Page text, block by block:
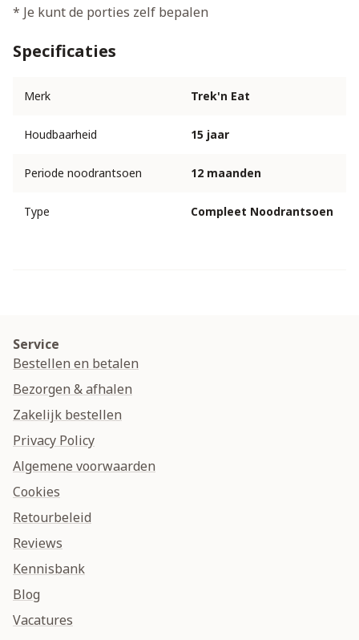
* Je kunt de porties zelf bepalen
Specificaties
Merk Trek'n Eat
Houdbaarheid 15 jaar
Periode noodrantsoen 12 maanden
Type Compleet Noodrantsoen
Service
Bestellen en betalen
Bezorgen & afhalen
Zakelijk bestellen
Privacy Policy
Algemene voorwaarden
Cookies
Retourbeleid
Reviews
Kennisbank
Blog
Vacatures